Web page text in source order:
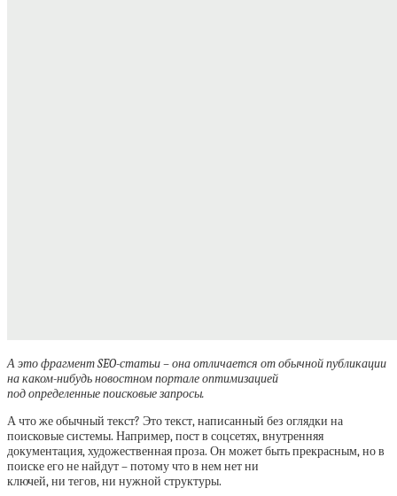
А это фрагмент SEO-статьи – она отличается от обычной публикации
на каком-нибудь новостном портале оптимизацией
под определенные поисковые запросы.
А что же обычный текст? Это текст, написанный без оглядки на
поисковые системы. Например, пост в соцсетях, внутренняя
документация, художественная проза. Он может быть прекрасным, но в
поиске его не найдут – потому что в нем нет ни
ключей, ни тегов, ни нужной структуры.